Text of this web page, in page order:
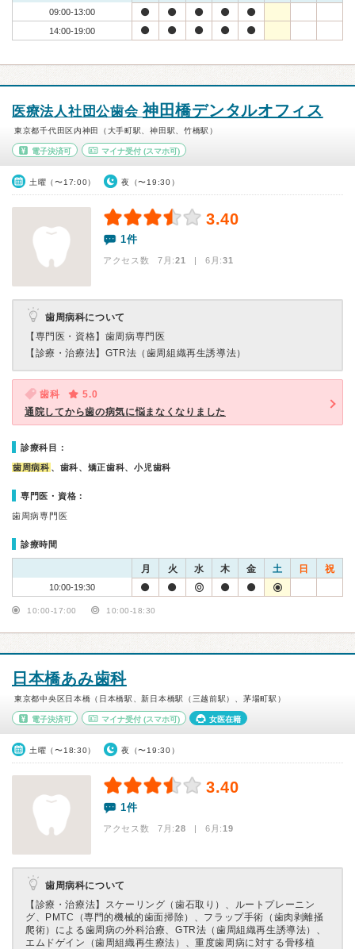
09:00-13:00
14:00-19:00
医療法人社団公歯会神田橋デンタルオフィス
東京都千代田区内神田（大手町駅、神田駅、竹橋駅）
電子決済可 マイナ受付(スマホ可)
土曜（〜17:00） 夜（〜19:30）
3.40
1件
アクセス数 7月:21 | 6月:31
歯周病科について
【専門医・資格】 歯周病専門医
【診療・治療法】 GTR法（歯周組織再生誘導法）
歯科
5.0
通院してから歯の病気に悩まなくなりました
診療科目：
歯周病科 、歯科、矯正歯科、小児歯科
専門医・資格：
歯周病専門医
診療時間
月 火 水 木 金 土 日 祝
10:00-19:30
10:00-17:00 10:00-18:30
日本橋あみ歯科
東京都中央区日本橋（日本橋駅、新日本橋駅（三越前駅）、茅場町駅）
電子決済可 マイナ受付(スマホ可) 女医在籍
土曜（〜18:30） 夜（〜19:30）
3.40
1件
アクセス数 7月:28 | 6月:19
歯周病科について
【診療・治療法】 スケーリング（歯石取り）、ルートプレーニン
グ、PMTC（専門的機械的歯面掃除）、フラップ手術（歯肉剥離掻
爬術）による歯周病の外科治療、GTR法（歯周組織再生誘導法）、
エムドゲイン（歯周組織再生療法）、重度歯周病に対する骨移植